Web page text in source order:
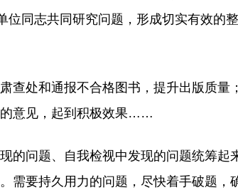
位同志共同研究问题，形成切实有效的
查处和通报不合格图书，提升出版质量
的意见，起到积极效果……
的问题、自我检视中发现的问题统筹起
需要持久用力的问题，尽快着手破题，